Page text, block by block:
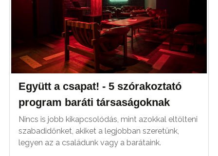
Együtt a csapat! - 5 szórakoztató
program baráti társaságoknak
Nincs is jobb kikapcsolódás, mint azokkal eltölteni
szabadidőnket, akiket a legjobban szeretünk,
legyen az a családunk vagy a barátaink.